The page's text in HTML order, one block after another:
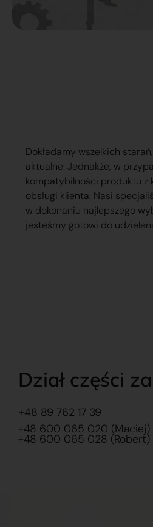
Dokładamy wszelkich
aktualne. Jednakże, w
kompatybilności produktu z
obsługi klienta. Nasi
w dokonaniu najlepszego
jesteśmy gotowi do
Dział części
+48 89 762 17 39
+48 600 065 020 (Maciej)
+48 600 065 028 (Robert)